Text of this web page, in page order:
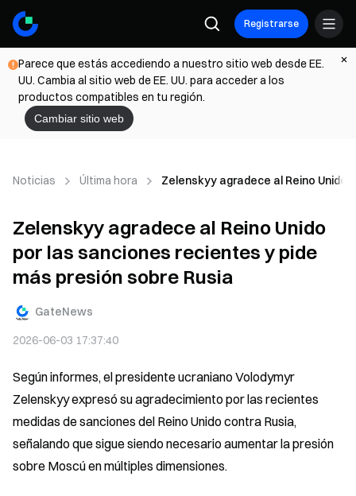
Registrarse
Parece que estás accediendo a nuestro sitio web desde EE.
UU. Cambia al sitio web de EE. UU. para acceder a los
productos compatibles en tu región.
Cambiar sitio web
Noticias Última hora Zelenskyy agradece al Reino Unido
Zelenskyy agradece al Reino Unido
por las sanciones recientes y pide
más presión sobre Rusia
GateNews
2026-06-03 17:37:40
Según informes, el presidente ucraniano Volodymyr
Zelenskyy expresó su agradecimiento por las recientes
medidas de sanciones del Reino Unido contra Rusia,
señalando que sigue siendo necesario aumentar la presión
sobre Moscú en múltiples dimensiones.